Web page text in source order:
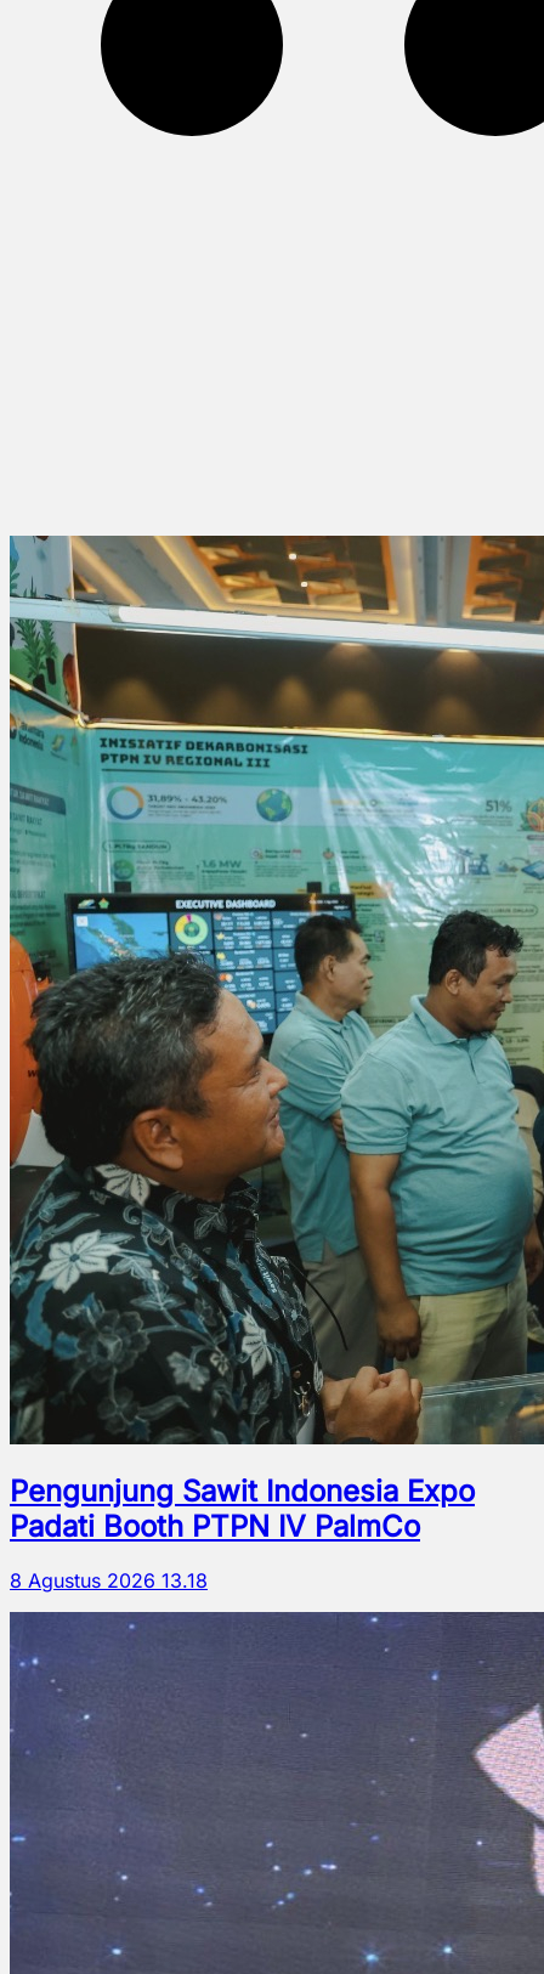
Pengunjung Sawit Indonesia Expo
Padati Booth PTPN IV PalmCo
8 Agustus 2026 13.18